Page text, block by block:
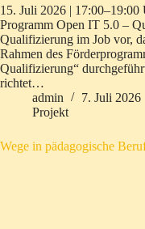
15. Juli 2026 |
Programm Open IT 5.0 –
Qualifizierung im Job vor,
Rahmen des
Qualifizierung“
richtet…
admin
7. Juli 2026
Projekt
Wege in pädagogische